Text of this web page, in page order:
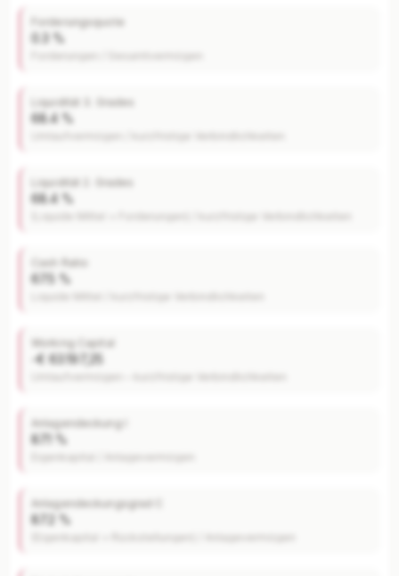
Forderungsquote
0.3 %
Liquidität 3. Grades
68.4 %
Liquidität 2. Grades
68.4 %
Cash Ratio
67.5 %
Working Capital
-€ 63.197,25
Anlagendeckung I
87.1 %
Anlagendeckungsgrad C
87.2 %